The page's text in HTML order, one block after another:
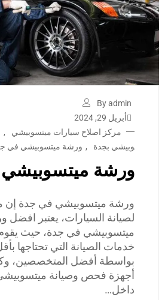
By admin
أبريل 29, 2024
مركز اصلاح سيارات ميتسوبيشي
,
وبيشي بجدة
, ورشة ميتسوبيشي في
ورشة
ورشة ميتسوبيشي في جدة إن
لصيانة السيارات، يعتبر افضل
ميتسوبيشي في جدة، حيث
خدمات الصيانة التي تحتاجها
بواسطة أفضل المتخصصين،
أجهزة فحص وصيانة
داخل…